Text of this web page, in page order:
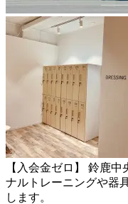
【入会金ゼロ】 鈴鹿
ナルトレーニングや器
します。